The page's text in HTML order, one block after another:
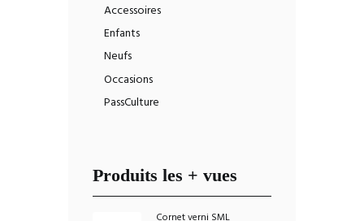
Accessoires
Enfants
Neufs
Occasions
PassCulture
Produits les + vues